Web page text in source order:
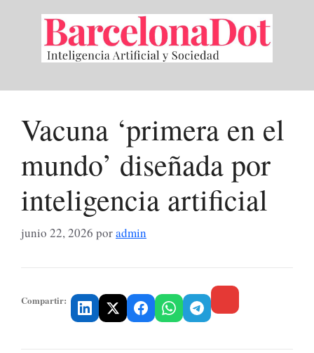
contenido
Vacuna ‘primera en el
mundo’ diseñada por
inteligencia artificial
junio 22, 2026 poradmin
Compartir: